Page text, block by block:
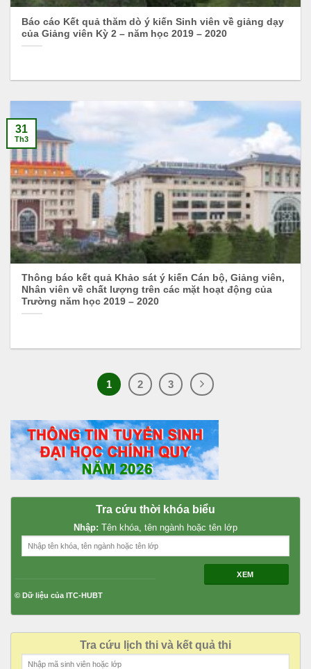
Báo cáo Kết quả thăm dò ý kiến Sinh viên về giảng dạy
của Giảng viên Kỳ 2 – năm học 2019 – 2020
Thông báo kết quả Khảo sát ý kiến Cán bộ, Giảng viên,
Nhân viên về chất lượng trên các mặt hoạt động của
Trường năm học 2019 – 2020
31
Th3
1 2 3
Tra cứu thời khóa biểu
Nhập: Tên khóa, tên ngành hoặc tên lớp
XEM
© Dữ liệu của ITC-HUBT
Tra cứu lịch thi và kết quả thi